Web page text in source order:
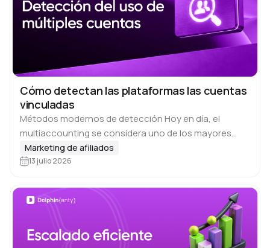
Cómo detectan las plataformas las cuentas
vinculadas
Métodos modernos de detección Hoy en día, el
multiaccounting se considera uno de los mayores
desafíos para las plataformas en las que los usuarios
pueden obtener una ventaja 🔝 injusta…
Marketing de afiliados
13 julio 2026